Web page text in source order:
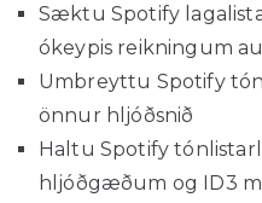
Sæktu Spotify
ókeypis reikningum
Umbreyttu Spotify
önnur hljóðsnið
Haltu Spotify
hljóðgæðum og ID3